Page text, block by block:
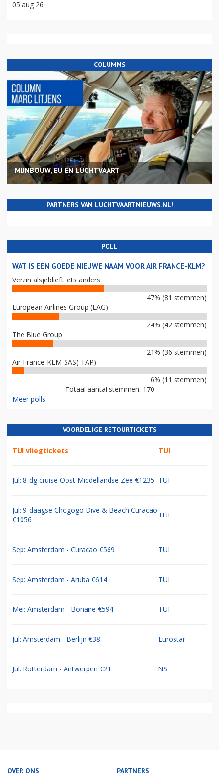
05 aug 26
COLUMNS
MIJNBOUW, EU EN LUCHTVAART
PARTNERS VAN LUCHTVAARTNIEUWS.NL!
POLL
WAT IS EEN GOEDE NIEUWE NAAM VOOR AIR FRANCE-KLM?
Verzin alsjeblieft iets anders
47% (81 stemmen)
European Airlines Group (EAG)
24% (42 stemmen)
The Blue Group
21% (36 stemmen)
Air-France-KLM-SAS(-TAP)
6% (11 stemmen)
Totaal aantal stemmen: 170
Meer polls
VOORDELIGE RETOURTICKETS
TUI vliegtickets TUI
Jul: 8-dg cruise Oost Middellandse Zee €1235 TUI
Jul: 9-daagse Chogogo Dive & Beach Curacao
€1056
TUI
Sep: Amsterdam - Curacao €569 TUI
Sep: Amsterdam - Aruba €614 TUI
Mei: Amsterdam - Bonaire €594 TUI
Jul: Amsterdam - Berlijn €38 Eurostar
Jul: Rotterdam - Antwerpen €21 NS
OVER ONS PARTNERS